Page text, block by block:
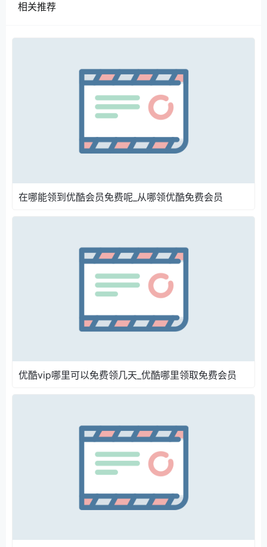
用户成功申请并激活信用卡后，就可以免费获得一定时
费金额或者消费次数后，用户可以通过积分兑换、消费
求选择合适的信用卡，并关注银行的官方公告，以便及
时了解相关活动信息。
互联网上也有一些正规的推广活动能让我们免费领取优
酷会员。一些科技资讯网站、软件应用平台等，为了推
员的活动。用户可以在这些平台上搜索相关活动信息，
们一定要注意辨别活动的真实性和合法性，避免陷入陷
定的时间和精力去完成相应任务。而且，我们要通过正
规、合法的渠道去获取会员，不要轻信一些非官方的虚
假信息，以免遭受财产损失或者个人信息泄露的风险。
只要我们善于发现和利用这些机会，就有可能免费享受
到优酷会员带来的优质观看体验，让我们在闲暇时光尽
情沉浸在精彩的影视世界中。
相关推荐
在哪能领到优酷会员免费呢_从哪领优酷免费会员
优酷vip哪里可以免费领几天_优酷哪里领取免费会员